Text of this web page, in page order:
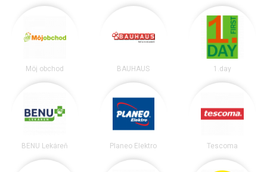
Môj obchod BAUHAUS 1.day
BENU Lekáreň Planeo Elektro Tescoma